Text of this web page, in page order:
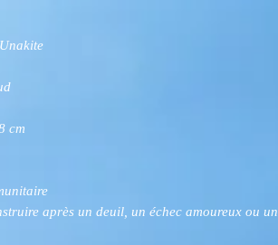
cm
après un deuil, un échec amoureux ou un